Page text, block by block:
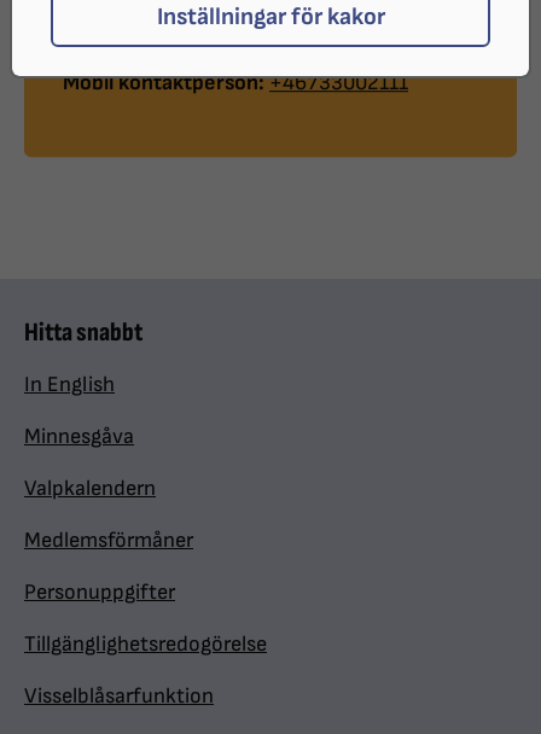
Inställningar för kakor
E-post kontaktperson:
co.adelskold@gmail.com
Mobil kontaktperson:+46733002111
Hitta snabbt
In English
Minnesgåva
Valpkalendern
Medlemsförmåner
Personuppgifter
Tillgänglighetsredogörelse
Visselblåsarfunktion